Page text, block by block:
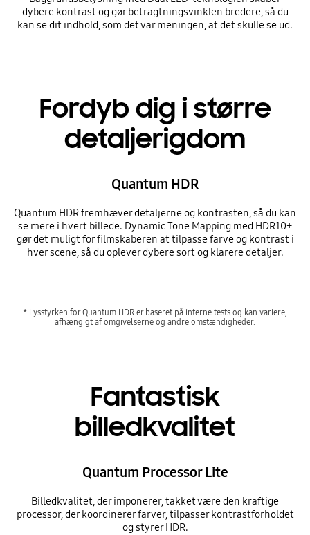
dybere kontrast og gør betragtningsvinklen bredere, så du
kan se dit indhold, som det var meningen, at det skulle se ud.
Fordyb dig i større
detaljerigdom
Quantum HDR
Quantum HDR fremhæver detaljerne og kontrasten, så du kan
se mere i hvert billede. Dynamic Tone Mapping med HDR10+
gør det muligt for filmskaberen at tilpasse farve og kontrast i
hver scene, så du oplever dybere sort og klarere detaljer.
* Lysstyrken for Quantum HDR er baseret på interne tests og kan variere,
afhængigt af omgivelserne og andre omstændigheder.
Fantastisk
billedkvalitet
Quantum Processor Lite
Billedkvalitet, der imponerer, takket være den kraftige
processor, der koordinerer farver, tilpasser kontrastforholdet
og styrer HDR.